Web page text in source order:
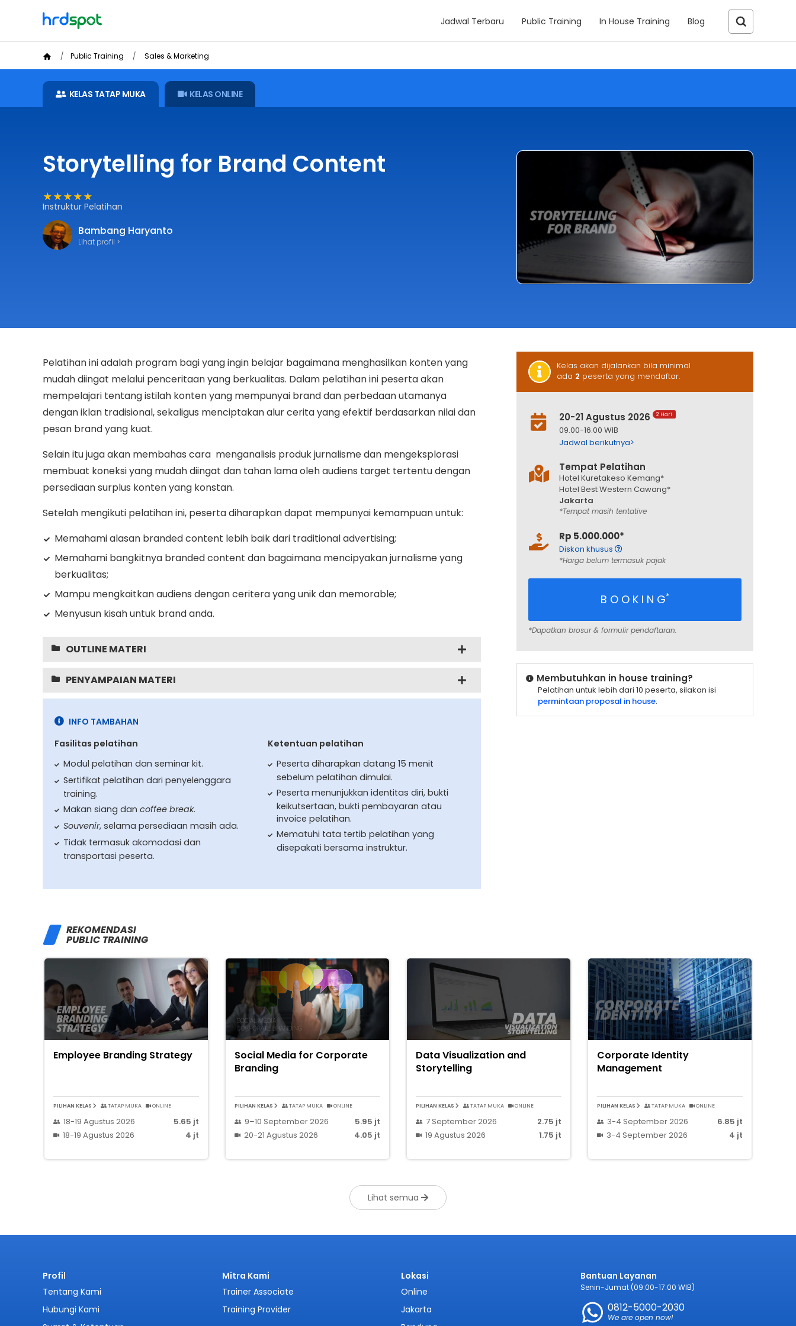
Jadwal Terbaru Public Training In House Training Blog
Public Training Sales & Marketing
KELAS TATAP MUKA KELAS ONLINE
Storytelling for Brand Content
★★★★★
Instruktur Pelatihan
Bambang Haryanto
Lihat profil >
Kelas akan dijalankan bila minimal
ada 2 peserta yang mendaftar.
20-21 Agustus 2026 2 Hari
09.00-16.00 WIB
Jadwal berikutnya>
Tempat Pelatihan
Hotel Kuretakeso Kemang*
Hotel Best Western Cawang*
Jakarta
*Tempat masih tentative
Rp 5.000.000*
Diskon khusus
*Harga belum termasuk pajak
B O O K I N G*
*Dapatkan brosur & formulir pendaftaran.
Pelatihan ini adalah program bagi yang ingin belajar bagaimana menghasilkan konten yang
mudah diingat melalui penceritaan yang berkualitas. Dalam pelatihan ini peserta akan
mempelajari tentang istilah konten yang mempunyai brand dan perbedaan utamanya
dengan iklan tradisional, sekaligus menciptakan alur cerita yang efektif berdasarkan nilai dan
pesan brand yang kuat.
Selain itu juga akan membahas cara menganalisis produk jurnalisme dan mengeksplorasi
membuat koneksi yang mudah diingat dan tahan lama oleh audiens target tertentu dengan
persediaan surplus konten yang konstan.
Setelah mengikuti pelatihan ini, peserta diharapkan dapat mempunyai kemampuan untuk:
Memahami alasan branded content lebih baik dari traditional advertising;
Memahami bangkitnya branded content dan bagaimana mencipyakan jurnalisme yang
berkualitas;
Mampu mengkaitkan audiens dengan ceritera yang unik dan memorable;
Menyusun kisah untuk brand anda.
OUTLINE MATERI
PENYAMPAIAN MATERI
INFO TAMBAHAN
Fasilitas pelatihan
Modul pelatihan dan seminar kit.
Sertifikat pelatihan dari penyelenggara
training.
Makan siang dan coffee break.
Souvenir, selama persediaan masih ada.
Tidak termasuk akomodasi dan
transportasi peserta.
Ketentuan pelatihan
Peserta diharapkan datang 15 menit
sebelum pelatihan dimulai.
Peserta menunjukkan identitas diri, bukti
keikutsertaan, bukti pembayaran atau
invoice pelatihan.
Mematuhi tata tertib pelatihan yang
disepakati bersama instruktur.
Membutuhkan in house training?
Pelatihan untuk lebih dari 10 peserta, silakan isi
permintaan proposal in house.
REKOMENDASI
PUBLIC TRAINING
Employee Branding Strategy
PILIHAN KELAS TATAP MUKA ONLINE
18-19 Agustus 2026
5.65 jt
18-19 Agustus 2026
4 jt
Social Media for Corporate
Branding
PILIHAN KELAS TATAP MUKA ONLINE
9–10 September 2026
5.95 jt
20-21 Agustus 2026
4.05 jt
Data Visualization and
Storytelling
PILIHAN KELAS TATAP MUKA ONLINE
7 September 2026
2.75 jt
19 Agustus 2026
1.75 jt
Corporate Identity
Management
PILIHAN KELAS TATAP MUKA ONLINE
3-4 September 2026
6.85 jt
3-4 September 2026
4 jt
Lihat semua
Profil
Tentang Kami
Hubungi Kami
Mitra Kami
Trainer Associate
Training Provider
Lokasi
Online
Jakarta
Bantuan Layanan
Senin-Jumat (09:00-17:00 WIB)
0812-5000-2030
We are open now!